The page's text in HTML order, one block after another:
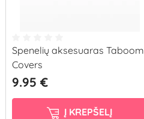
Spenelių aksesuaras Taboom
Covers
9.95 €
Į KREPŠELĮ